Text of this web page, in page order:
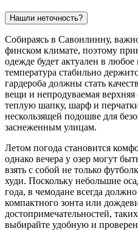
Нашли неточность?
Собираясь в Савонлинну,
финском климате, поэтому
одежде будет актуален в
температура стабильно
гардероба должны стать
вещи и непродуваемая верхняя
теплую шапку, шарф и
нескользящей подошве для
заснеженным улицам.
Летом погода становится
однако вечера у озер могут
взять с собой не только
худи. Поскольку небольшие
года, в чемодане всегда
компактного зонта или
достопримечательностей,
выбирайте удобную и